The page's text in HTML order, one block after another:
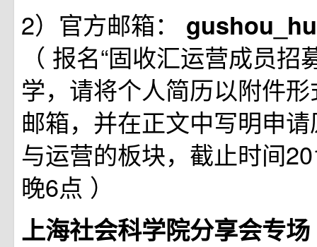
2）官方邮箱：
（ 报名“固收汇运营成员招
学，请将个人简历以附件
邮箱，并在正文中写明申
与运营的板块，截止时间
晚6点 ）
上海社会科学院分享会专场